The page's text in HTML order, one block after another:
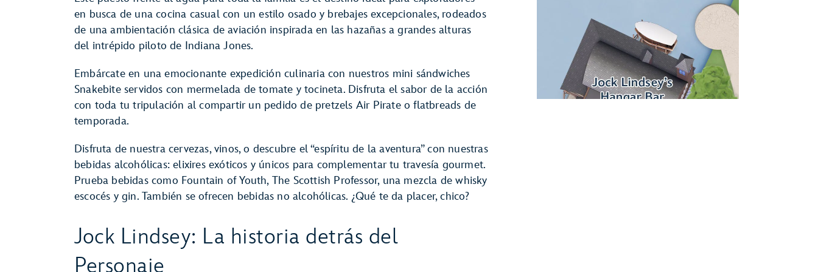
en busca de una cocina casual con un estilo osado y brebajes excepcionales, rodeados
de una ambientación clásica de aviación inspirada en las hazañas a grandes alturas
del intrépido piloto de Indiana Jones.
Embárcate en una emocionante expedición culinaria con nuestros mini sándwiches
Snakebite servidos con mermelada de tomate y tocineta. Disfruta el sabor de la acción
con toda tu tripulación al compartir un pedido de pretzels Air Pirate o flatbreads de
temporada.
Disfruta de nuestra cervezas, vinos, o descubre el “espíritu de la aventura” con nuestras
bebidas alcohólicas: elixires exóticos y únicos para complementar tu travesía gourmet.
Prueba bebidas como Fountain of Youth, The Scottish Professor, una mezcla de whisky
escocés y gin. También se ofrecen bebidas no alcohólicas. ¿Qué te da placer, chico?
Jock Lindsey: La historia detrás del
Personaje